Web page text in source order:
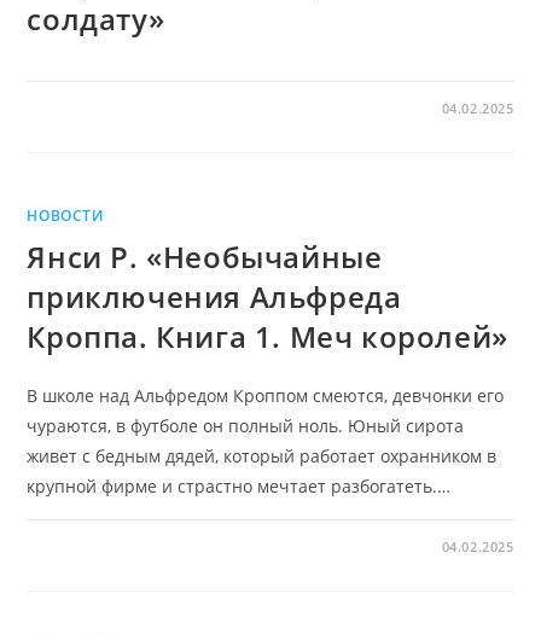
солдату»
04.02.2025
НОВОСТИ
Янси Р. «Необычайные
приключения Альфреда
Кроппа. Книга 1. Меч королей»
В школе над Альфредом Кроппом смеются, девчонки его
чураются, в футболе он полный ноль. Юный сирота
живет с бедным дядей, который работает охранником в
крупной фирме и страстно мечтает разбогатеть.…
04.02.2025